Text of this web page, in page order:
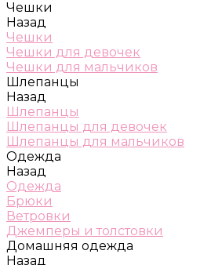
Чешки
Назад
Чешки
Чешки для девочек
Чешки для мальчиков
Шлепанцы
Назад
Шлепанцы
Шлепанцы для девочек
Шлепанцы для мальчиков
Одежда
Назад
Одежда
Брюки
Ветровки
Джемперы и толстовки
Домашняя одежда
Назад